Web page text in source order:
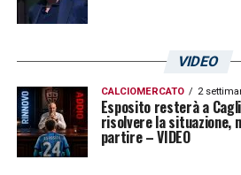
importante vittoria contro il
LA PLAYLIST DELLEVIDEO
CALCIOMERCATO 2
Esposito resterà a
risolvere la situazione,
partire – VIDEO